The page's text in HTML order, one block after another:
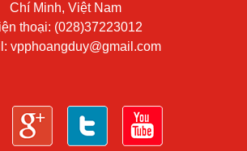
Chí Minh, Việt Nam
thoại: (028)37223012
vpphoangduy@gmail.com